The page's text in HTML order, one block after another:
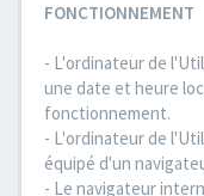
FONCTIONNEMENT
- L'ordinateur de
une date et heure
fonctionnement.
- L'ordinateur de
équipé d'un
- Le navigateur